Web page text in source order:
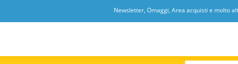
Newsletter, Omaggi, Area acquisti e molto